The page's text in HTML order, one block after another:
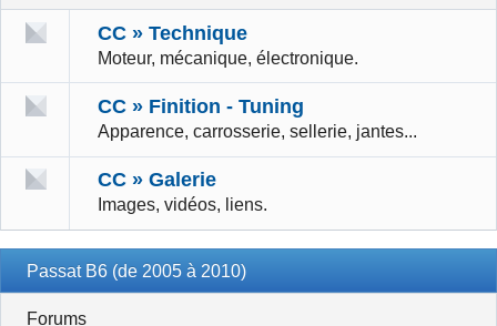
CC » Technique
Moteur, mécanique, électronique.
CC » Finition - Tuning
Apparence, carrosserie, sellerie, jantes...
CC » Galerie
Images, vidéos, liens.
Passat B6 (de 2005 à 2010)
Forums